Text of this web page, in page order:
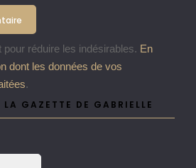
réduire les indésirables. En
dont les données de vos
.
GAZETTE DE GABRIELLE